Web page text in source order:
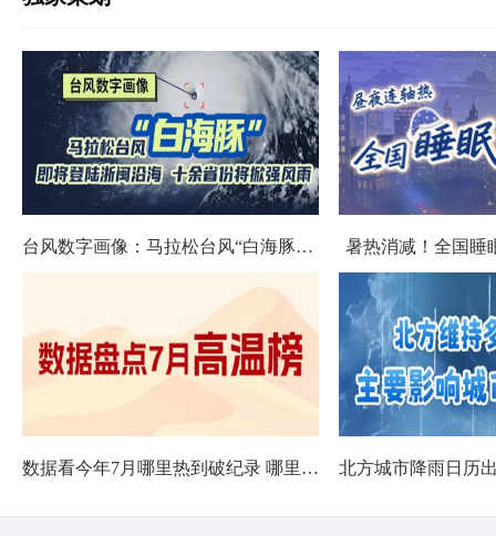
台风数字画像：马拉松台风“白海豚”将影响十余省份 暑热消减！全国睡
数据看今年7月哪里热到破纪录 哪里暑热连轴转